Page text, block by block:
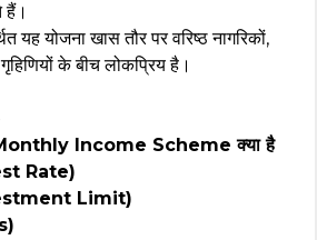
हैं।
यह योजना खास तौर पर वरिष्ठ नागरिकों,
गृहिणियों के बीच लोकप्रिय है।
Income Scheme क्या है
Rate)
Limit)